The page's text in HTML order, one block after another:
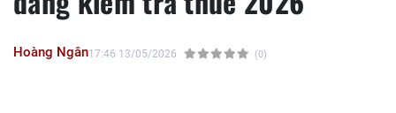
Hoàng Ngân17:46 13/05/2026 (0)